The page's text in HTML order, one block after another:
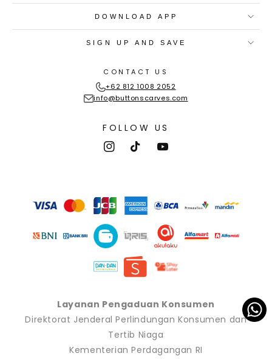
DOWNLOAD APP
SIGN UP AND SAVE
CONTACT US
+62 812 1008 2052
info@buttonscarves.com
FOLLOW US
InstagramTikTokYouTube
methods
Layanan Pengaduan Konsumen
Direktorat Jenderal Perlindungan Konsumen dan
Tertib Niaga
Kementerian Perdagangan RI